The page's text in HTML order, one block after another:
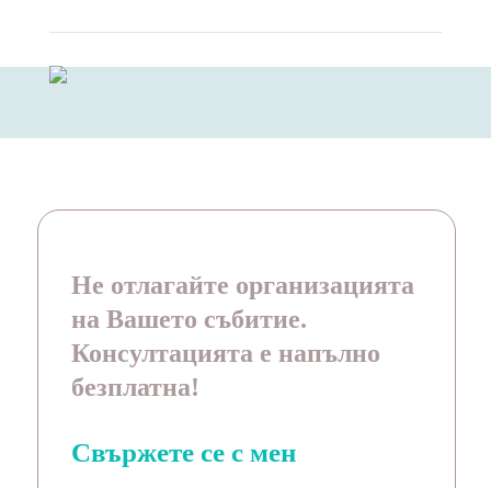
Не отлагайте организацията
на Вашето събитие.
Консултацията е напълно
безплатна!
Свържете се с мен